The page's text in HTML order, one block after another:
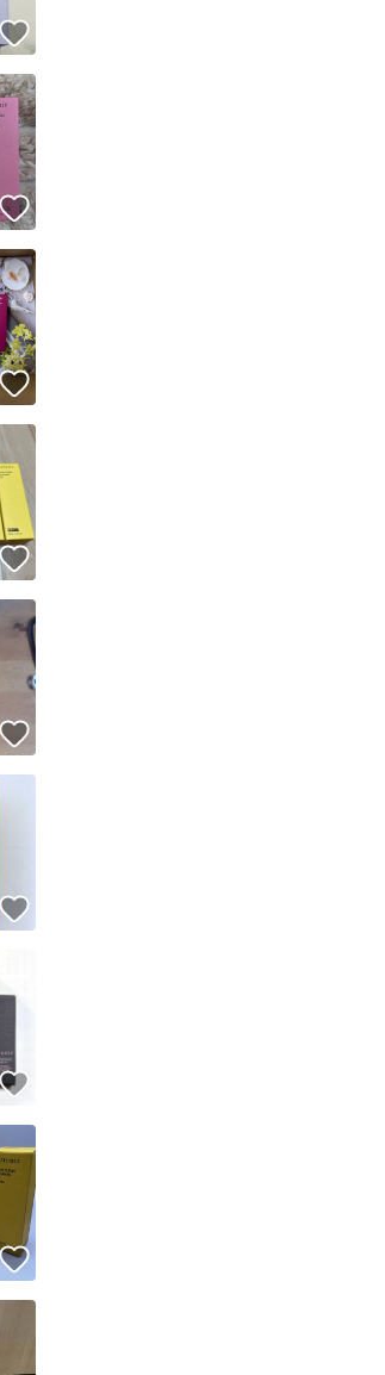
度で24時間以内に発送しています
した発送日数内に発送しています
いいね！
いいね！
いいね！
いいね！